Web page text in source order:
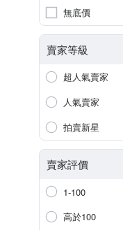
無底價
賣家等級
超人氣賣家
人氣賣家
拍賣新星
賣家評價
1-100
高於100